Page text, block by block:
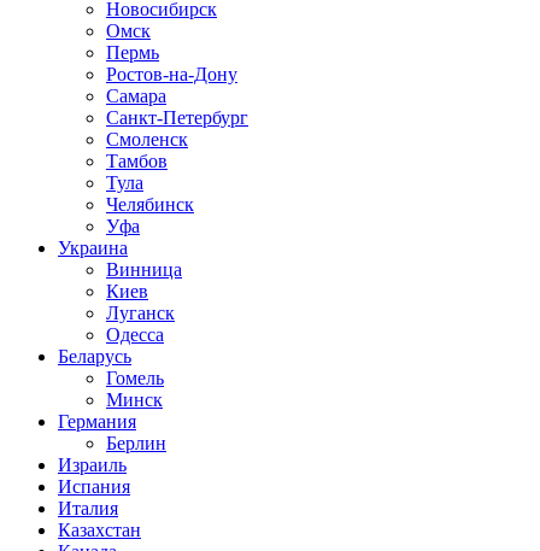
Новосибирск
Омск
Пермь
Ростов-на-Дону
Самара
Санкт-Петербург
Смоленск
Тамбов
Тула
Челябинск
Уфа
Украина
Винница
Киев
Луганск
Одесса
Беларусь
Гомель
Минск
Германия
Берлин
Израиль
Испания
Италия
Казахстан